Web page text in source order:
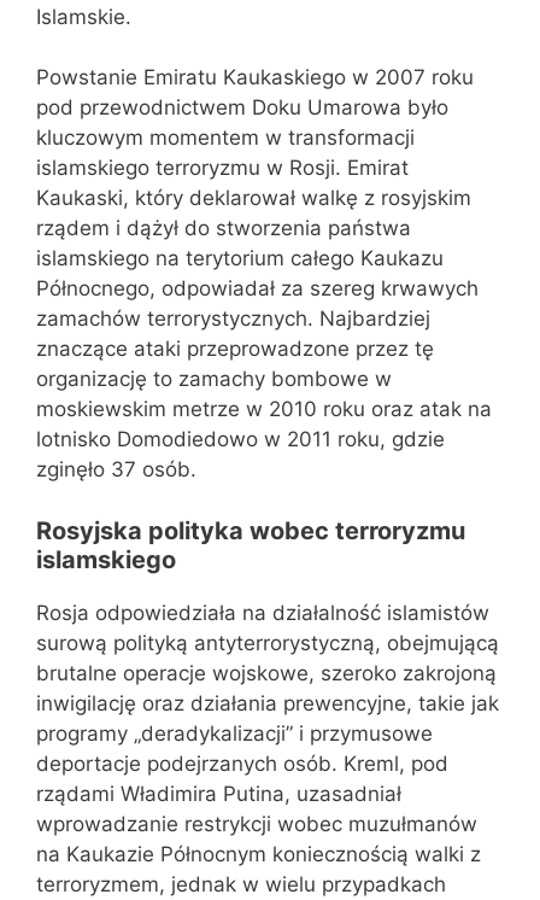
Islamskie.
Powstanie Emiratu Kaukaskiego w 2007 roku
pod przewodnictwem Doku Umarowa było
kluczowym momentem w transformacji
islamskiego terroryzmu w Rosji. Emirat
Kaukaski, który deklarował walkę z rosyjskim
rządem i dążył do stworzenia państwa
islamskiego na terytorium całego Kaukazu
Północnego, odpowiadał za szereg krwawych
zamachów terrorystycznych. Najbardziej
znaczące ataki przeprowadzone przez tę
organizację to zamachy bombowe w
moskiewskim metrze w 2010 roku oraz atak na
lotnisko Domodiedowo w 2011 roku, gdzie
zginęło 37 osób.
Rosyjska polityka wobec terroryzmu
islamskiego
Rosja odpowiedziała na działalność islamistów
surową polityką antyterrorystyczną, obejmującą
brutalne operacje wojskowe, szeroko zakrojoną
inwigilację oraz działania prewencyjne, takie jak
programy „deradykalizacji” i przymusowe
deportacje podejrzanych osób. Kreml, pod
rządami Władimira Putina, uzasadniał
wprowadzanie restrykcji wobec muzułmanów
na Kaukazie Północnym koniecznością walki z
terroryzmem, jednak w wielu przypadkach